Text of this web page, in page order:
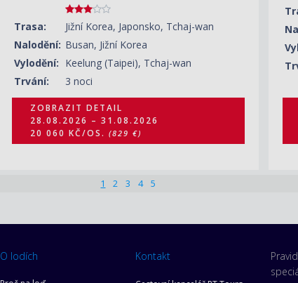
Trasa:
Jižní Korea, Japonsko, Tchaj-wan
Nalodění: Busan, Jižní Korea
Vylodění: Keelung (Taipei), Tchaj-wan
Trvání:
3 noci
ZOBRAZIT DETAIL
28.08.2026 – 31.08.2026
20 060 KČ/OS.(829 €)
1 2 3 4 5
O lodích Kontakt